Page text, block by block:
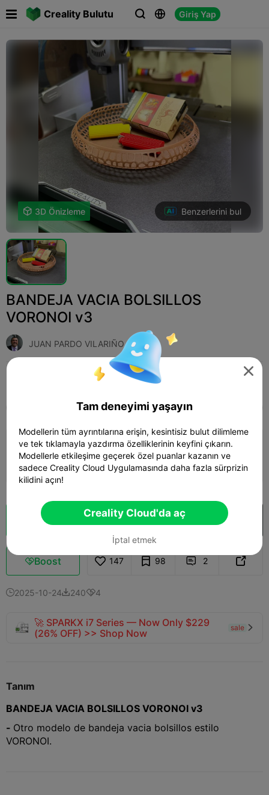
Creality Bulutu   Giriş Yap
 
 3D Önizleme Benzerlerini bul
BANDEJA VACIA BOLSILLOS
VORONOI v3
JUAN PARDO VILARIÑO
Ekle Household 
K2 Plus K2 Pro K2
0.2mm layer, 2 walls, 15% infill
 07h 23m 1 plates  90.27g
 4.0
Bulut Dilimi Creality Cloud'da aç
Boost 147 98  2 
2025-10-242404
🚀 SPARKX i7 Series — Now Only $229
(26% OFF) >> Shop Now
sale 
Tanım
BANDEJA VACIA BOLSILLOS VORONOI v3
- Otro modelo de bandeja vacia bolsillos estilo
VORONOI.

Tam deneyimi yaşayın
Modellerin tüm ayrıntılarına erişin, kesintisiz bulut dilimleme
ve tek tıklamayla yazdırma özelliklerinin keyfini çıkarın.
Modellerle etkileşime geçerek özel puanlar kazanın ve
sadece Creality Cloud Uygulamasında daha fazla sürprizin
kilidini açın!
Creality Cloud'da aç
İptal etmek